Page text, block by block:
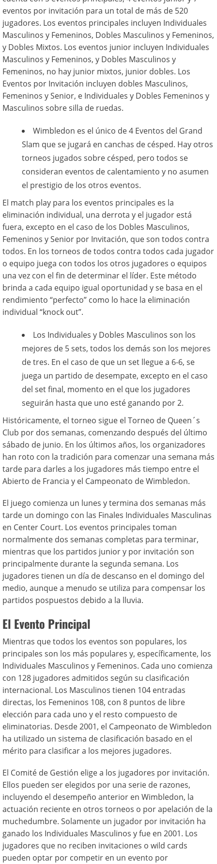
eventos por invitación para un total de más de 520
jugadores. Los eventos principales incluyen Individuales
Masculinos y Femeninos, Dobles Masculinos y Femeninos,
y Dobles Mixtos. Los eventos junior incluyen Individuales
Masculinos y Femeninos, y Dobles Masculinos y
Femeninos, no hay junior mixtos, junior dobles. Los
Eventos por Invitación incluyen dobles Masculinos,
Femeninos y Senior, e Individuales y Dobles Femeninos y
Masculinos sobre silla de ruedas.
Wimbledon es el único de 4 Eventos del Grand
Slam que se jugará en canchas de césped. Hay otros
torneos jugados sobre césped, pero todos se
consideran eventos de calentamiento y no asumen
el prestigio de los otros eventos.
El match play para los eventos principales es la
eliminación individual, una derrota y el jugador está
fuera, excepto en el caso de los Dobles Masculinos,
Femeninos y Senior por Invitación, que son todos contra
todos. En los torneos de todos contra todos cada jugador
o equipo juega con todos los otros jugadores o equipos
una vez con el fin de determinar el líder. Este método
brinda a cada equipo igual oportunidad y se basa en el
rendimiento “perfecto” como lo hace la eliminación
individual “knock out”.
Los Individuales y Dobles Masculinos son los
mejores de 5 sets, todos los demás son los mejores
de tres. En el caso de que un set llegue a 6-6, se
juega un partido de desempate, excepto en el caso
del set final, momento en el que los jugadores
seguirán hasta que uno esté ganando por 2.
Históricamente, el torneo sigue el Torneo de Queen´s
Club por dos semanas, comenzando después del último
sábado de junio. En los últimos años, los organizadores
han roto con la tradición para comenzar una semana más
tarde para darles a los jugadores más tiempo entre el
Abierto de Francia y el Campeonato de Wimbledon.
El juego comienza un lunes y termina dos semanas más
tarde un domingo con las Finales Individuales Masculinas
en Center Court. Los eventos principales toman
normalmente dos semanas completas para terminar,
mientras que los partidos junior y por invitación son
principalmente durante la segunda semana. Los
jugadores tienen un día de descanso en el domingo del
medio, aunque a menudo se utiliza para compensar los
partidos pospuestos debido a la lluvia.
El Evento Principal
Mientras que todos los eventos son populares, los
principales son los más populares y, específicamente, los
Individuales Masculinos y Femeninos. Cada uno comienza
con 128 jugadores admitidos según su clasificación
internacional. Los Masculinos tienen 104 entradas
directas, los Femeninos 108, con 8 puntos de libre
elección para cada uno y el resto compuesto de
eliminatorias. Desde 2001, el Campeonato de Wimbledon
ha utilizado un sistema de clasificación basado en el
mérito para clasificar a los mejores jugadores.
El Comité de Gestión elige a los jugadores por invitación.
Ellos pueden ser elegidos por una serie de razones,
incluyendo el desempeño anterior en Wimbledon, la
actuación reciente en otros torneos o por apelación de la
muchedumbre. Solamente un jugador por invitación ha
ganado los Individuales Masculinos y fue en 2001. Los
jugadores que no reciben invitaciones o wild cards
pueden optar por competir en un evento por